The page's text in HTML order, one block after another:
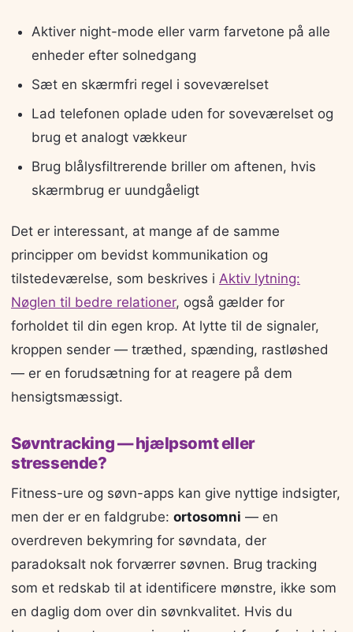
Aktiver night-mode eller varm farvetone på alle
enheder efter solnedgang
Sæt en skærmfri regel i soveværelset
Lad telefonen oplade uden for soveværelset og
brug et analogt vækkeur
Brug blålysfiltrerende briller om aftenen, hvis
skærmbrug er uundgåeligt
Det er interessant, at mange af de samme
principper om bevidst kommunikation og
tilstedeværelse, som beskrives i Aktiv lytning:
Nøglen til bedre relationer, også gælder for
forholdet til din egen krop. At lytte til de signaler,
kroppen sender — træthed, spænding, rastløshed
— er en forudsætning for at reagere på dem
hensigtsmæssigt.
Søvntracking — hjælpsomt eller
stressende?
Fitness-ure og søvn-apps kan give nyttige indsigter,
men der er en faldgrube: ortosomni — en
overdreven bekymring for søvndata, der
paradoksalt nok forværrer søvnen. Brug tracking
som et redskab til at identificere mønstre, ikke som
en daglig dom over din søvnkvalitet. Hvis du